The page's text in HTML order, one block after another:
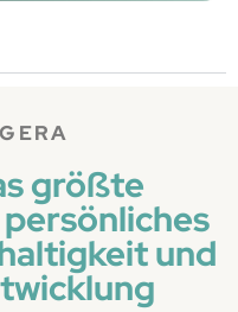
größte
und